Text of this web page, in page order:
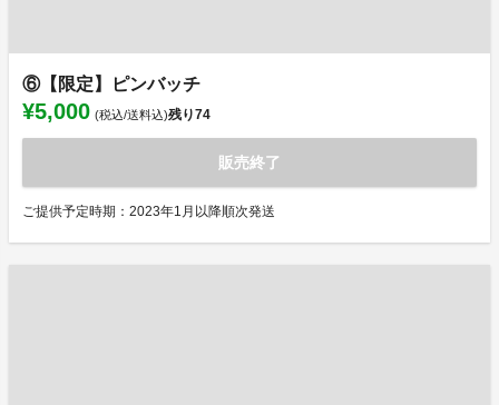
⑥【限定】ピンバッチ
¥5,000 (税込/送料込)残り74
販売終了
ご提供予定時期：2023年1月以降順次発送